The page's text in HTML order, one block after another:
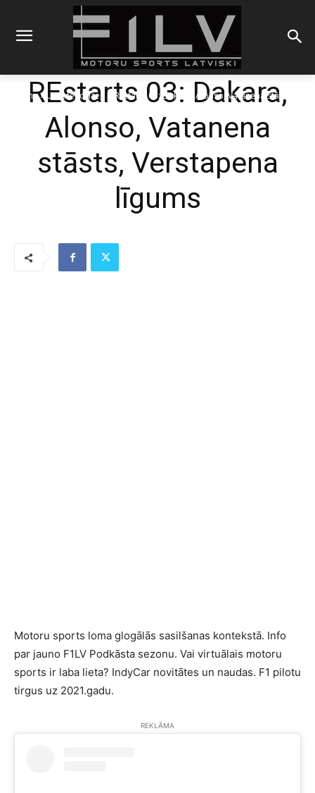
Sākums Uncategorized
REstarts 03: Dakara, Alonso, Vatanena stāsts,
REstarts 03: Dakara,
Alonso, Vatanena
stāsts, Verstapena
līgums
Motoru sports loma glogālās sasilšanas kontekstā. Info
par jauno F1LV Podkāsta sezonu. Vai virtuālais motoru
sports ir laba lieta? IndyCar novitātes un naudas. F1 pilotu
tirgus uz 2021.gadu.
REKLĀMA